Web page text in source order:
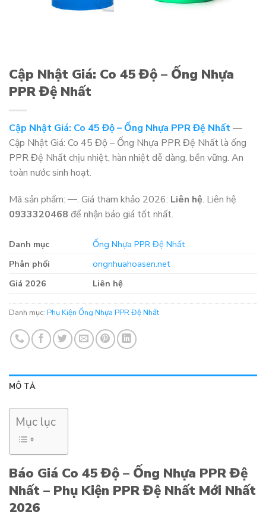
Cập Nhật Giá: Co 45 Độ – Ống Nhựa
PPR Đệ Nhất
Cập Nhật Giá: Co 45 Độ – Ống Nhựa PPR Đệ Nhất—
Cập Nhật Giá: Co 45 Độ – Ống Nhựa PPR Đệ Nhất là ống
PPR Đệ Nhất chịu nhiệt, hàn nhiệt dễ dàng, bền vững. An
toàn nước sinh hoạt.
Mã sản phẩm: —. Giá tham khảo 2026: Liên hệ. Liên hệ
0933320468 để nhận báo giá tốt nhất.
Danh mục
Ống Nhựa PPR Đệ Nhất
Phân phối
ongnhuahoasen.net
Giá 2026
Liên hệ
Danh mục: Phụ Kiện Ống Nhựa PPR Đệ Nhất
MÔ TẢ
Mục lục
Báo Giá Co 45 Độ – Ống Nhựa PPR Đệ
Nhất – Phụ Kiện PPR Đệ Nhất Mới Nhất
2026